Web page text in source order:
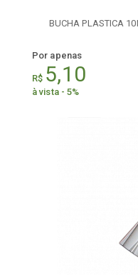
BUCHA PLASTICA
Por apenas
R$ 5,10
à vista - 5%